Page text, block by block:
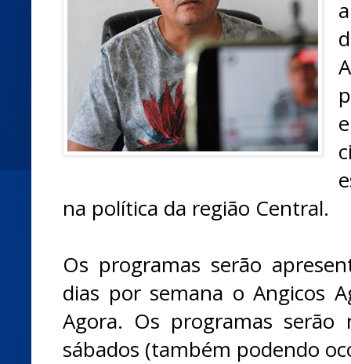
na política da região Central.
Os programas serão
dias por semana o Angicos
Agora. Os programas serão
sábados (também podendo